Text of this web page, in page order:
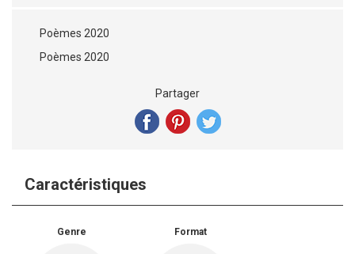
Poèmes 2020
Poèmes 2020
Partager
Caractéristiques
Genre Format